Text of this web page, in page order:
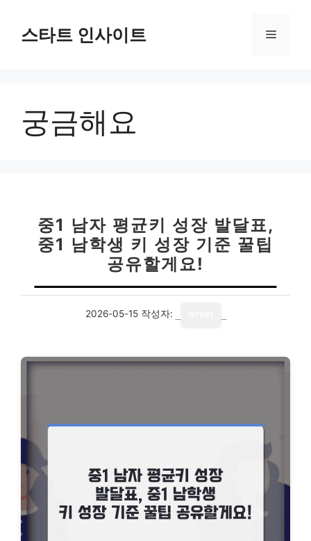
스타트 인사이트 메
궁금해요
중1 남자 평균키 성장 발달표,
중1 남학생 키 성장 기준 꿀팁
공유할게요!
2026-05-15 작성자: